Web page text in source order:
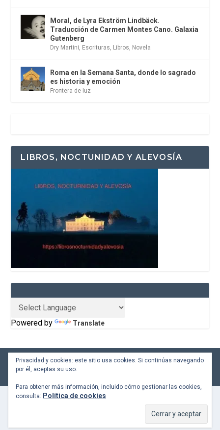
Moral, de Lyra Ekström Lindbäck.
Traducción de Carmen Montes Cano. Galaxia
Gutenberg
Dry Martini, Escrituras, Libros, Novela
Roma en la Semana Santa, donde lo sagrado
es historia y emoción
Frontera de luz
LIBROS, NOCTUNIDAD Y ALEVOSÍA
Powered by Translate
Desarrollado porElegant Themes| Gestionado conWordPress
Privacidad y cookies: este sitio usa cookies. Si continúas navegando
por él, aceptas su uso.
Para obtener más información, incluido cómo gestionar las cookies,
consulta: Política de cookies